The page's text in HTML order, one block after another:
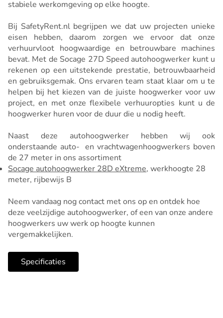
stabiele werkomgeving op elke hoogte.
Bij SafetyRent.nl begrijpen we dat uw projecten unieke
eisen hebben, daarom zorgen we ervoor dat onze
verhuurvloot hoogwaardige en betrouwbare machines
bevat. Met de Socage 27D Speed autohoogwerker kunt u
rekenen op een uitstekende prestatie, betrouwbaarheid
en gebruiksgemak. Ons ervaren team staat klaar om u te
helpen bij het kiezen van de juiste hoogwerker voor uw
project, en met onze flexibele verhuuropties kunt u de
hoogwerker huren voor de duur die u nodig heeft.
Naast deze autohoogwerker hebben wij ook
onderstaande auto- en vrachtwagenhoogwerkers boven
de 27 meter in ons assortiment
Socage autohoogwerker 28D eXtreme, werkhoogte 28
meter, rijbewijs B
Neem vandaag nog contact met ons op en ontdek hoe
deze veelzijdige autohoogwerker, of een van onze andere
hoogwerkers uw werk op hoogte kunnen
vergemakkelijken.
Specificaties